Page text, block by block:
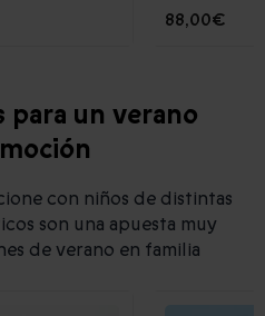
88,00€
para un verano
con niños de distintas
son una apuesta muy
de verano en familia